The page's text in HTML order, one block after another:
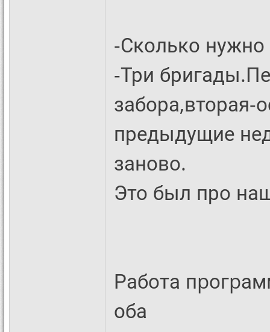
-Сколько нужно
-Три
забора,вторая-
предыдущие
заново.
Это был про
Работа
оба